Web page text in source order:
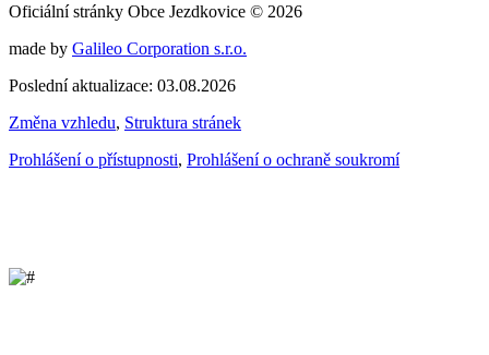
Oficiální stránky Obce Jezdkovice © 2026
made by Galileo Corporation s.r.o.
Poslední aktualizace: 03.08.2026
Změna vzhledu, Struktura stránek
Prohlášení o přístupnosti, Prohlášení o ochraně soukromí